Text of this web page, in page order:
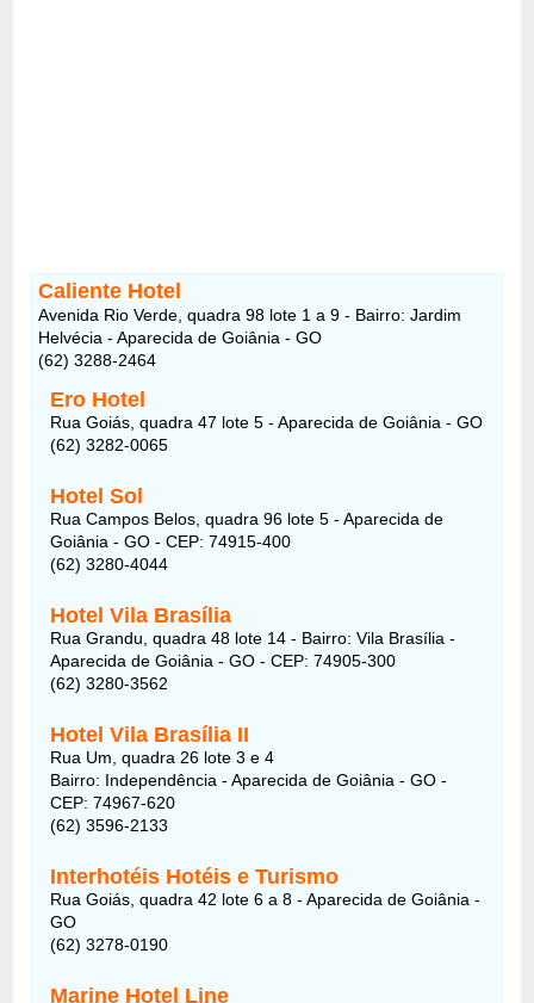
Caliente Hotel
Avenida Rio Verde, quadra 98 lote 1 a 9 - Bairro: Jardim
Helvécia - Aparecida de Goiânia - GO
(62) 3288-2464
Ero Hotel
Rua Goiás, quadra 47 lote 5 - Aparecida de Goiânia - GO
(62) 3282-0065
Hotel Sol
Rua Campos Belos, quadra 96 lote 5 - Aparecida de
Goiânia - GO - CEP: 74915-400
(62) 3280-4044
Hotel Vila Brasília
Rua Grandu, quadra 48 lote 14 - Bairro: Vila Brasília -
Aparecida de Goiânia - GO - CEP: 74905-300
(62) 3280-3562
Hotel Vila Brasília II
Rua Um, quadra 26 lote 3 e 4
Bairro: Independência - Aparecida de Goiânia - GO -
CEP: 74967-620
(62) 3596-2133
Interhotéis Hotéis e Turismo
Rua Goiás, quadra 42 lote 6 a 8 - Aparecida de Goiânia -
GO
(62) 3278-0190
Marine Hotel Line